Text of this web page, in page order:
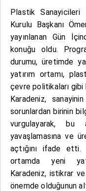
Plastik Sanayicileri
Kurulu Başkanı
yayınlanan Gün
konuğu oldu.
durumu, üretimde
yatırım ortamı,
çevre politikaları gibi
Karadeniz,
sorunlardan birinin
vurgulayarak, bu
yavaşlamasına ve
açtığını ifade etti.
ortamda yeni
Karadeniz, istikrar
önemde olduğunun